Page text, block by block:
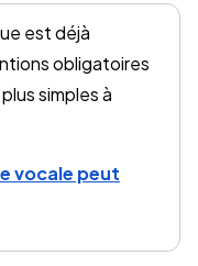
est déjà
obligatoires
simples à
vocale peut